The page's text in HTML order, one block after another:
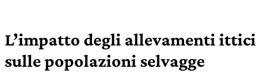
L’impatto degli allevamenti ittici
sulle popolazioni selvagge